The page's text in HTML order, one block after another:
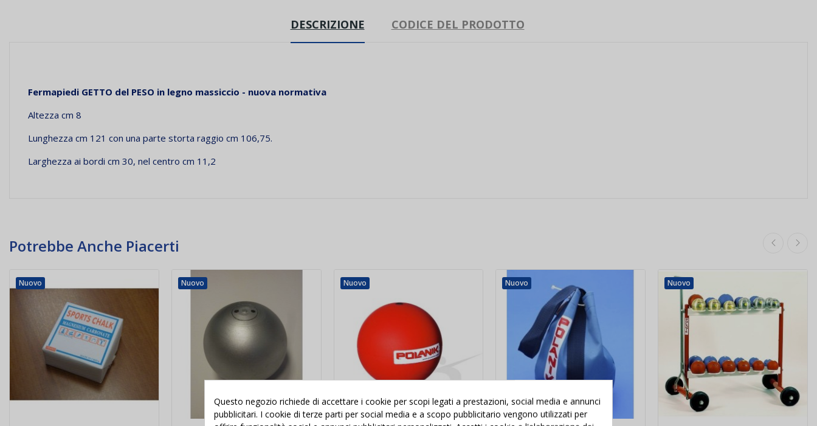
DESCRIZIONE CODICE DEL PRODOTTO
Fermapiedi GETTO del PESO in legno massiccio - nuova normativa
Altezza cm 8
Lunghezza cm 121 con una parte storta raggio cm 106,75.
Larghezza ai bordi cm 30, nel centro cm 11,2
Potrebbe Anche Piacerti
Nuovo Nuovo Nuovo Nuovo Nuovo
Questo negozio richiede di accettare i cookie per scopi legati a prestazioni, social media e annunci
pubblicitari. I cookie di terze parti per social media e a scopo pubblicitario vengono utilizzati per